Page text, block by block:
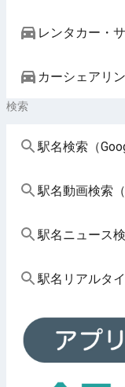
レンタカー・
カーシェアリ
検索
駅名検索（
駅名動画検索（
駅名ニュース
駅名リアルタ